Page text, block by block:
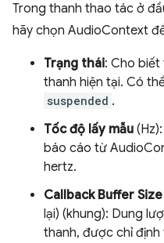
Trong thanh thao tác ở
hãy chọn AudioContext
Trạng thái: Cho
thanh hiện tại. Có
suspended .
Tốc độ lấy mẫu
báo cáo từ
hertz.
Callback Buffer Size
lại) (khung): Dung
thanh, được chỉ